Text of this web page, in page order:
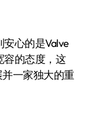
心的是Valve
容的态度，这
一家独大的重